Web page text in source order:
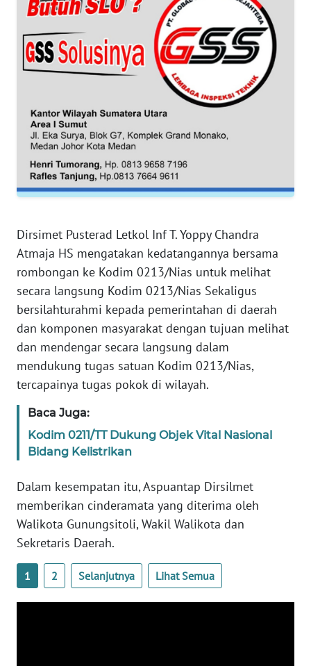
Dirsimet Pusterad Letkol Inf T. Yoppy Chandra
Atmaja HS mengatakan kedatangannya bersama
rombongan ke Kodim 0213/Nias untuk melihat
secara langsung Kodim 0213/Nias Sekaligus
bersilahturahmi kepada pemerintahan di daerah
dan komponen masyarakat dengan tujuan melihat
dan mendengar secara langsung dalam
mendukung tugas satuan Kodim 0213/Nias,
tercapainya tugas pokok di wilayah.
Baca Juga:
Kodim 0211/TT Dukung Objek Vital Nasional
Bidang Kelistrikan
Dalam kesempatan itu, Aspuantap Dirsilmet
memberikan cinderamata yang diterima oleh
Walikota Gunungsitoli, Wakil Walikota dan
Sekretaris Daerah.
1 2 Selanjutnya Lihat Semua
SUMUT
WN
JAKARTA
JABAR
WN
BANTEN
WN
WN
KEPRI
PAPUA
WN
PAPUA
BARAT
WN
RIAU
SERAMBI
WN
JAMBI
SULTRA